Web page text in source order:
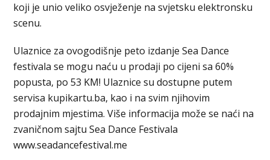
koji je unio veliko osvježenje na svjetsku elektronsku
scenu.
Ulaznice za ovogodišnje peto izdanje Sea Dance
festivala se mogu naću u prodaji po cijeni sa 60%
popusta, po 53 KM! Ulaznice su dostupne putem
servisa kupikartu.ba, kao i na svim njihovim
prodajnim mjestima. Više informacija može se naći na
zvaničnom sajtu Sea Dance Festivala
www.seadancefestival.me